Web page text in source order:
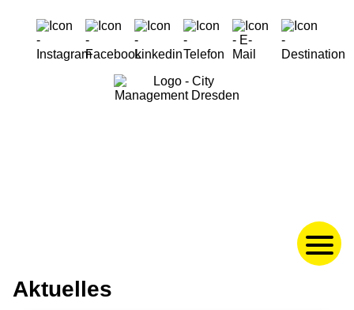
Navigation
Aktuelles